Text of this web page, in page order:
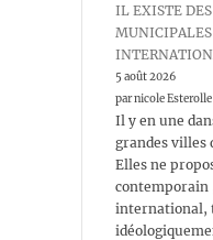
IL EXISTE
MUNICIPALES
5 août 2026
par nicole Esterolle
Il y en une
grandes villes
Elles ne
contemporain
international,